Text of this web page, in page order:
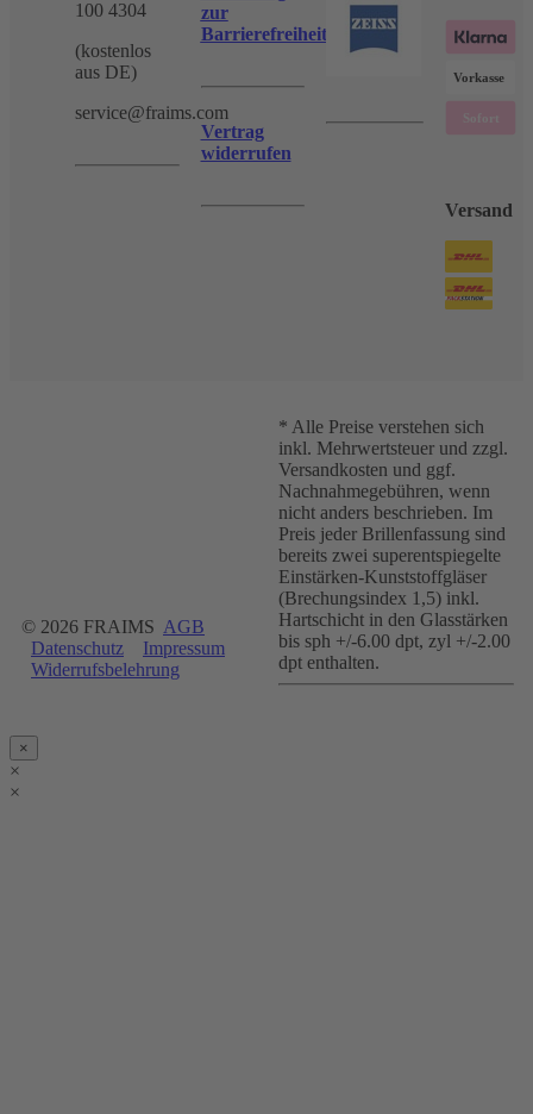
100 4304
(kostenlos
aus DE)
service@fraims.com
zur
Barrierefreiheit
Vertrag
widerrufen
Versand
© 2026 FRAIMS AGB
Datenschutz
Impressum
Widerrufsbelehrung
* Alle Preise verstehen sich
inkl. Mehrwertsteuer und zzgl.
Versandkosten und ggf.
Nachnahmegebühren, wenn
nicht anders beschrieben. Im
Preis jeder Brillenfassung sind
bereits zwei superentspiegelte
Einstärken-Kunststoffgläser
(Brechungsindex 1,5) inkl.
Hartschicht in den Glasstärken
bis sph +/-6.00 dpt, zyl +/-2.00
dpt enthalten.
×
×
×